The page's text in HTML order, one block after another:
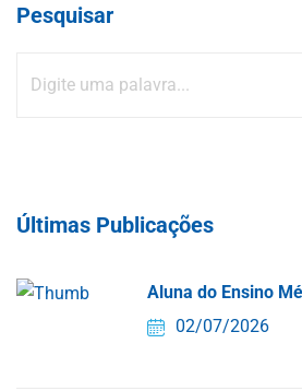
Pesquisar
Últimas Publicações
Aluna do Ensino
02/07/2026